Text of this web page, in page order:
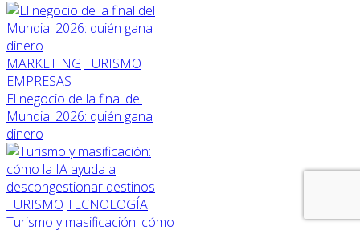
MARKETING TURISMO
EMPRESAS
El negocio de la final del
Mundial 2026: quién gana
dinero
TURISMO TECNOLOGÍA
Turismo y masificación: cómo